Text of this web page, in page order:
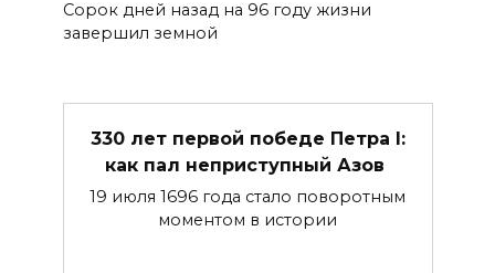
Сорок дней назад на 96 году жиз­ни
завершил земной
330 лет первой победе Петра I:
как пал неприступный Азов
19 июля 1696 года стало поворотным
моментом в истории